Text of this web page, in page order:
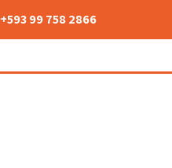
+593 99 758 2866